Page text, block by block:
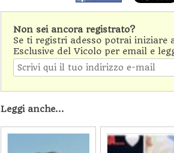
Non sei ancora registrato?
Se ti registri adesso potrai iniziare
Esclusive del Vicolo per email e
Leggi anche...